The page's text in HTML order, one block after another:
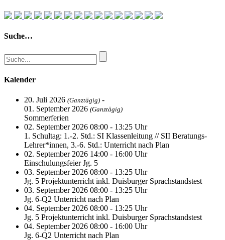
Suche…
Kalender
20. Juli 2026 (Ganztägig) -
01. September 2026 (Ganztägig)
Sommerferien
02. September 2026 08:00 - 13:25 Uhr
1. Schultag: 1.-2. Std.: SI Klassenleitung // SII Beratungs-
Lehrer*innen, 3.-6. Std.: Unterricht nach Plan
02. September 2026 14:00 - 16:00 Uhr
Einschulungsfeier Jg. 5
03. September 2026 08:00 - 13:25 Uhr
Jg. 5 Projektunterricht inkl. Duisburger Sprachstandstest
03. September 2026 08:00 - 13:25 Uhr
Jg. 6-Q2 Unterricht nach Plan
04. September 2026 08:00 - 13:25 Uhr
Jg. 5 Projektunterricht inkl. Duisburger Sprachstandstest
04. September 2026 08:00 - 16:00 Uhr
Jg. 6-Q2 Unterricht nach Plan